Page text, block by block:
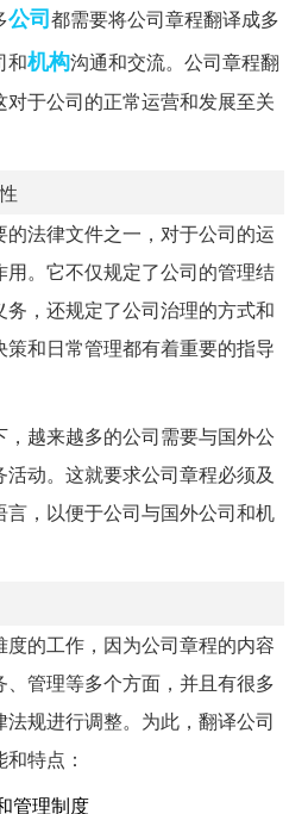
公司都需要将公司章程翻译成多
和机构沟通和交流。公司章程翻
于公司的正常运营和发展至关
法律文件之一，对于公司的运
。它不仅规定了公司的管理结
，还规定了公司治理的方式和
和日常管理都有着重要的指导
越来越多的公司需要与国外公
动。这就要求公司章程必须及
，以便于公司与国外公司和机
的工作，因为公司章程的内容
管理等多个方面，并且有很多
规进行调整。为此，翻译公司
特点：
管理制度